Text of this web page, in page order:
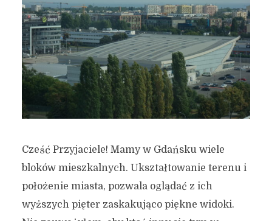
Cześć Przyjaciele! Mamy w Gdańsku wiele
bloków mieszkalnych. Ukształtowanie terenu i
położenie miasta, pozwala oglądać z ich
wyższych pięter zaskakująco piękne widoki.